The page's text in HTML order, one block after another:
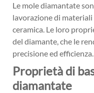
Le mole diamantate
lavorazione di
ceramica. Le loro
del diamante, che le
precisione ed efficienza.
Proprietà di
diamantate